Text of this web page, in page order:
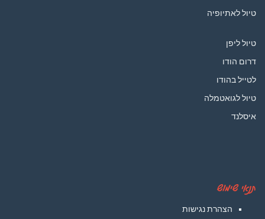
טיול לאתיופיה
טיול ליפן
דרום הודו
לטייל בהודו
טיול לגואטמלה
איסלנד
תנאי שימוש
הצהרת נגישות